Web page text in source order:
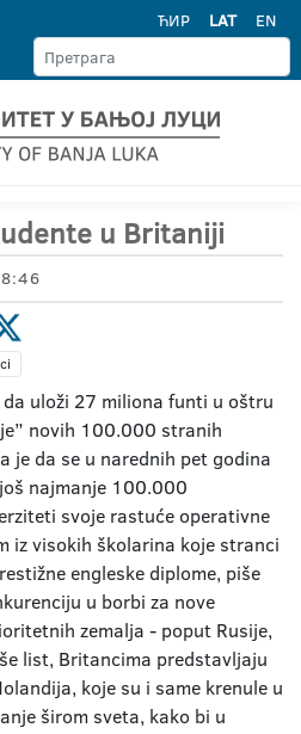
ЋИР LAT EN
u Britaniji
uloži 27 miliona funti u oštru
novih 100.000 stranih
je da se u narednih pet godina
najmanje 100.000
svoje rastuće operativne
iz visokih školarina koje stranci
engleske diplome, piše
u borbi za nove
zemalja - poput Rusije,
list, Britancima predstavljaju
koje su i same krenule u
širom sveta, kako bi u